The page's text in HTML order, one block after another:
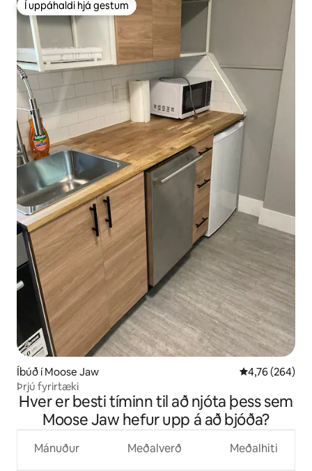
Í uppáhaldi hjá gestum
Í uppáhaldi hjá gestum
Íbúð í Moose Jaw 4,76 af 5 í
4,76 (264)
Þrjú fyrirtæki
Hver er besti tíminn til að njóta þess sem
Moose Jaw hefur upp á að bjóða?
Mánuður Meðalverð Meðalhiti